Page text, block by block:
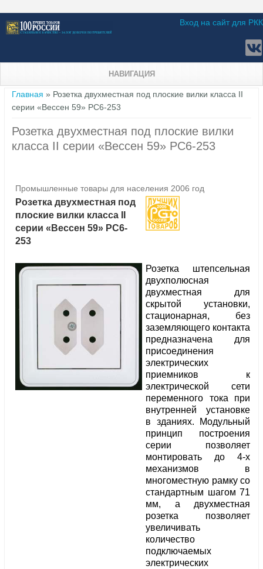
Вход на сайт для РКК
НАВИГАЦИЯ
Вы здесь
Главная » Розетка двухместная под плоские вилки класса II
серии «Вессен 59» РС6-253
Розетка двухместная под плоские вилки
класса II серии «Вессен 59» РС6-253
Промышленные товары для населения 2006 год
Розетка двухместная под
плоские вилки класса II
серии «Вессен 59» РС6-
253
Розетка штепсельная
двухполюсная
двухместная для
скрытой установки,
стационарная, без
заземляющего контакта
предназначена для
присоединения
электрических
приемников к
электрической сети
переменного тока при
внутренней установке
в зданиях. Модульный
принцип построения
серии позволяет
монтировать до 4-х
механизмов в
многоместную рамку со
стандартным шагом 71
мм, а двухместная
розетка позволяет
увеличивать
количество
подключаемых
электрических